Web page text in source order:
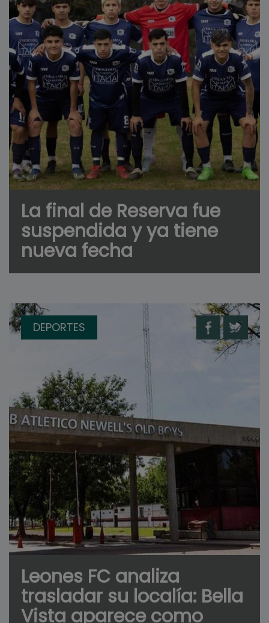
La final de Reserva fue
suspendida y ya tiene
nueva fecha
DEPORTES
Leones FC analiza
trasladar su localía: Bella
Vista aparece como